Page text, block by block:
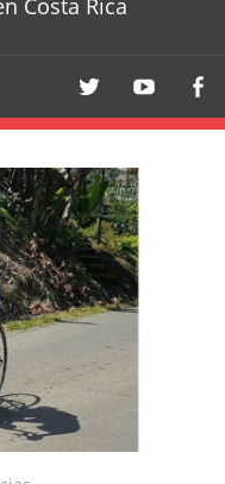
Costa Rica